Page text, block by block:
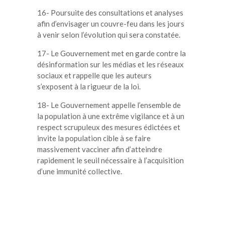
16- Poursuite des consultations et analyses
afin d’envisager un couvre-feu dans les jours
à venir selon l’évolution qui sera constatée.
17- Le Gouvernement met en garde contre la
désinformation sur les médias et les réseaux
sociaux et rappelle que les auteurs
s’exposent à la rigueur de la loi.
18- Le Gouvernement appelle l’ensemble de
la population à une extrême vigilance et à un
respect scrupuleux des mesures édictées et
invite la population cible à se faire
massivement vacciner afin d’atteindre
rapidement le seuil nécessaire à l’acquisition
d’une immunité collective.